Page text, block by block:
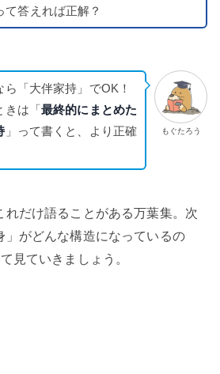
て答えれば正解？
もぐたろう
「大伴家持」でOK！
きは「最終的にまとめた
」って書くと、より正確
れだけ語ることがある万葉集。次
」がどんな構造になっているの
見ていきましょう。